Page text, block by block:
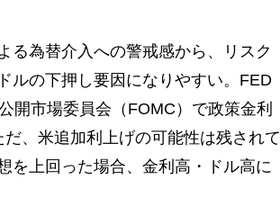
為替介入への警戒感から、リスク
ルの下押し要因になりやすい。FED
開市場委員会（FOMC）で政策金利
、米追加利上げの可能性は残されて
を上回った場合、金利高・ドル高に